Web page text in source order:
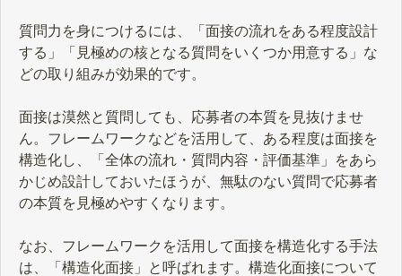
質問力を身につけるには、「面接の流れをある程度設計
する」「見極めの核となる質問をいくつか用意する」な
どの取り組みが効果的です。
面接は漠然と質問しても、応募者の本質を見抜けませ
ん。フレームワークなどを活用して、ある程度は面接を
構造化し、「全体の流れ・質問内容・評価基準」をあら
かじめ設計しておいたほうが、無駄のない質問で応募者
の本質を見極めやすくなります。
なお、フレームワークを活用して面接を構造化する手法
は、「構造化面接」と呼ばれます。構造化面接について